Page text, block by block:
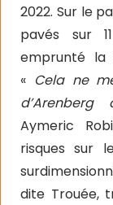
2022. Sur le
pavés sur
emprunté la
« Cela ne
d’Arenberg
Aymeric
risques sur
dite Trouée,